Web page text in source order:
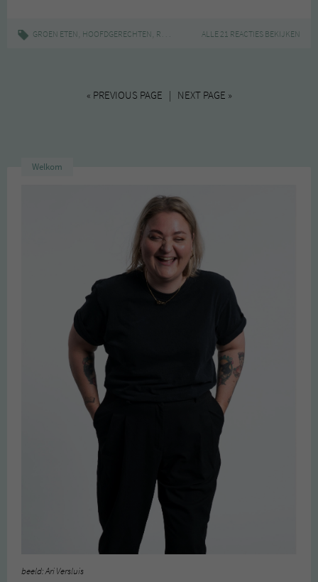
GROEN ETEN, HOOFDGERECHTEN, RECEPT FASTFOOD ,FAVORIET,MAC&CHEESE
ALLE 21 REACTIES BEKIJKEN
« PREVIOUS PAGE | NEXT PAGE »
Welkom
beeld: Ari Versluis